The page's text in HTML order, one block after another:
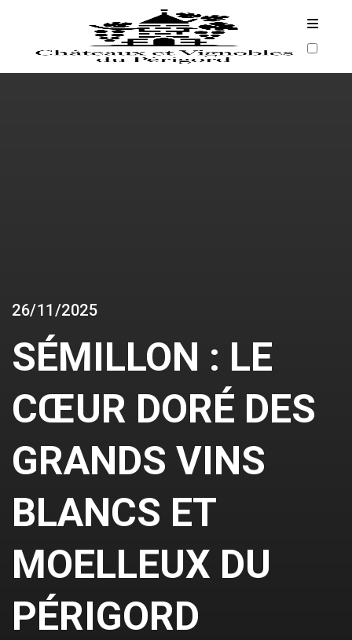
ARCHIVES
26/11/2025
SÉMILLON : LE
CŒUR DORÉ DES
GRANDS VINS
BLANCS ET
MOELLEUX DU
PÉRIGORD